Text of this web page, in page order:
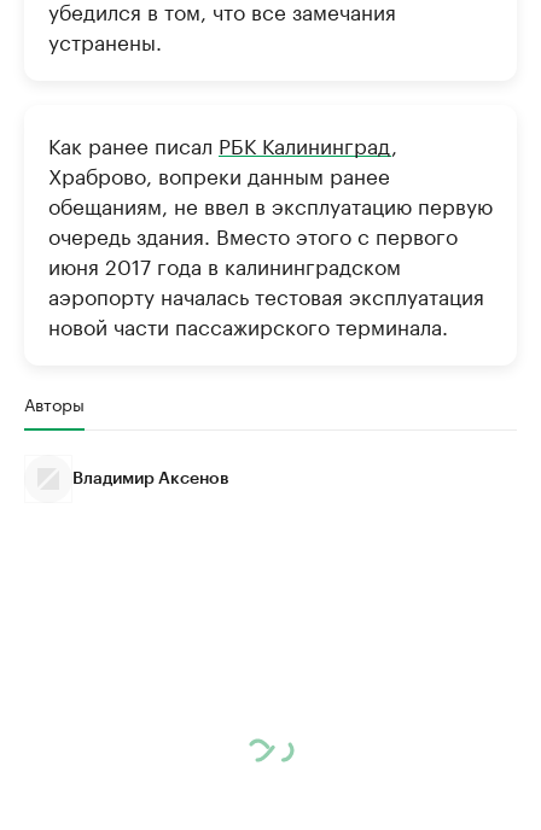
убедился в том, что все замечания
устранены.
Как ранее писал РБК Калининград
Храброво, вопреки данным ранее
обещаниям, не ввел в эксплуатацию первую
очередь здания. Вместо этого с первого
июня 2017 года в калининградском
аэропорту началась тестовая эксплуатация
новой части пассажирского терминала.
Авторы
Владимир Аксенов